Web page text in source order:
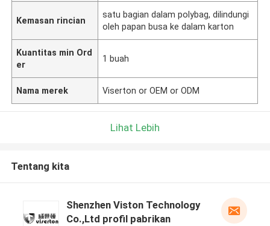
Kemasan rincian
satu bagian dalam polybag, dilindungi
oleh papan busa ke dalam karton
Kuantitas min Ord
er
1 buah
Nama merek Viserton or OEM or ODM
Lihat Lebih
Tentang kita
Shenzhen Viston Technology
Co.,Ltd profil pabrikan